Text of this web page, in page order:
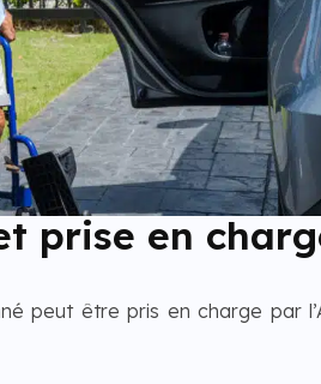
prise en
peut être pris en charge par